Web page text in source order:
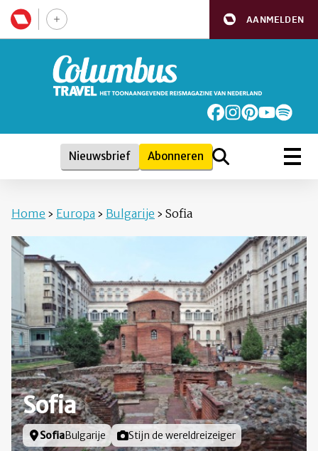
AANMELDEN
Nieuwsbrief Abonneren
Home › Europa › Bulgarije › Sofia
Sofia
Locatie
SofiaBulgarije Foto door
Stijn de wereldreizeiger